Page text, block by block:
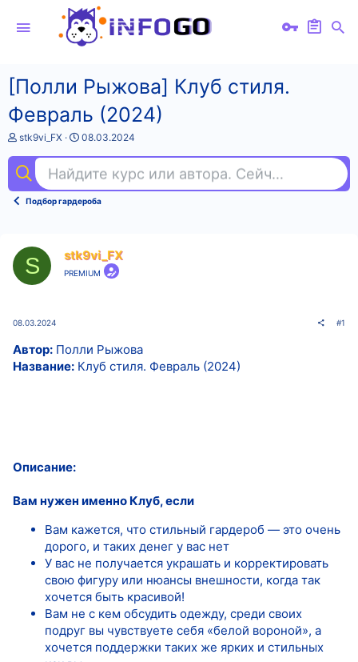
[Полли Рыжова] Клуб стиля.
Февраль (2024)
А
т
о
т
stk9vi_FX
Д
а
н
а
а
08.03.2024
Найдите курс или автора. Сейчас ищут
Подбор гардероба
S stk9vi_FX
PREMIUM
08.03.2024 #1
Автор: Полли Рыжова
Название: Клуб стиля. Февраль (2024)
Описание:
Вам нужен именно Клуб, если
Вам кажется, что стильный гардероб — это очень
дорого, и таких денег у вас нет
У вас не получается украшать и корректировать
свою фигуру или нюансы внешности, когда так
хочется быть красивой!
Вам не с кем обсудить одежду, среди своих
подруг вы чувствуете себя «белой вороной», а
хочется поддержки таких же ярких и стильных